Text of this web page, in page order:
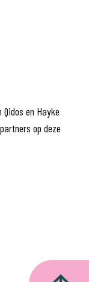
en Hayke
op deze